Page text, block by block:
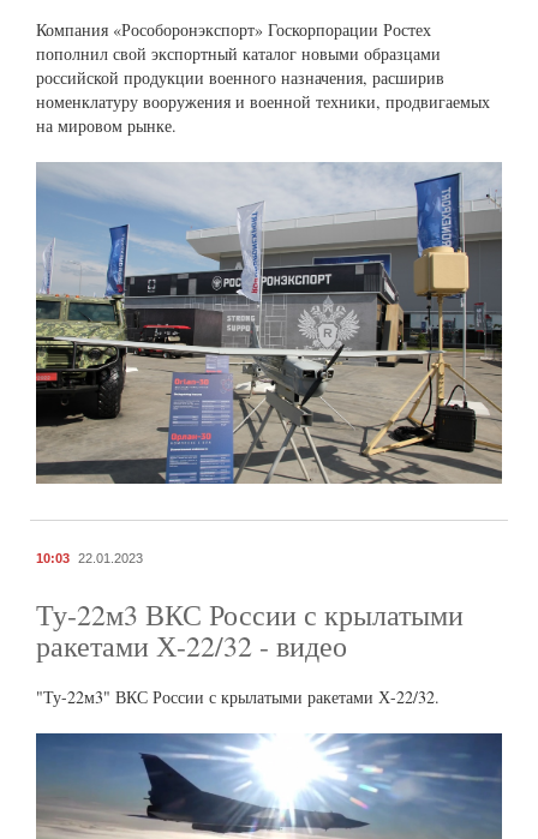
Компания «Рособоронэкспорт» Госкорпорации Ростех
пополнил свой экспортный каталог новыми образцами
российской продукции военного назначения, расширив
номенклатуру вооружения и военной техники, продвигаемых
на мировом рынке.
10:03 22.01.2023
Ту-22м3 ВКС России с крылатыми
ракетами Х-22/32 - видео
"Ту-22м3" ВКС России с крылатыми ракетами Х-22/32.